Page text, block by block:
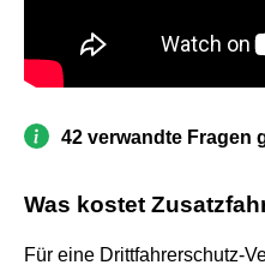
42 verwandte Fragen
Was kostet
Für eine Drittfahrerschutz-